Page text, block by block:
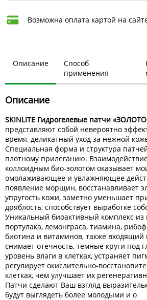
Возможна оплата картой на
Описание
Способ
применения
Описание
SKINLITE Гидрогелевые патчи
представляют собой невероятно
время, деликатный уход за нежной
Специальная форма и структура
плотному прилеганию.
коллоидным био-золотом оказывает
омолаживающее и увлажняющее
появление морщин, восстанавливает
упругость кожи, заметно уменьшает
дряблость, способствует выработке
Уникальный биоактивный комплекс из
портулака, лемонграса, тиамина,
биотина и витаминов, также входящий
снимает отечность, темные круги под
уровень влаги в клетках, устраняет
регулирует окислительно-
клетках, чем улучшает их
Патчи сделают Ваш взгляд
будут выглядеть более молодыми и о